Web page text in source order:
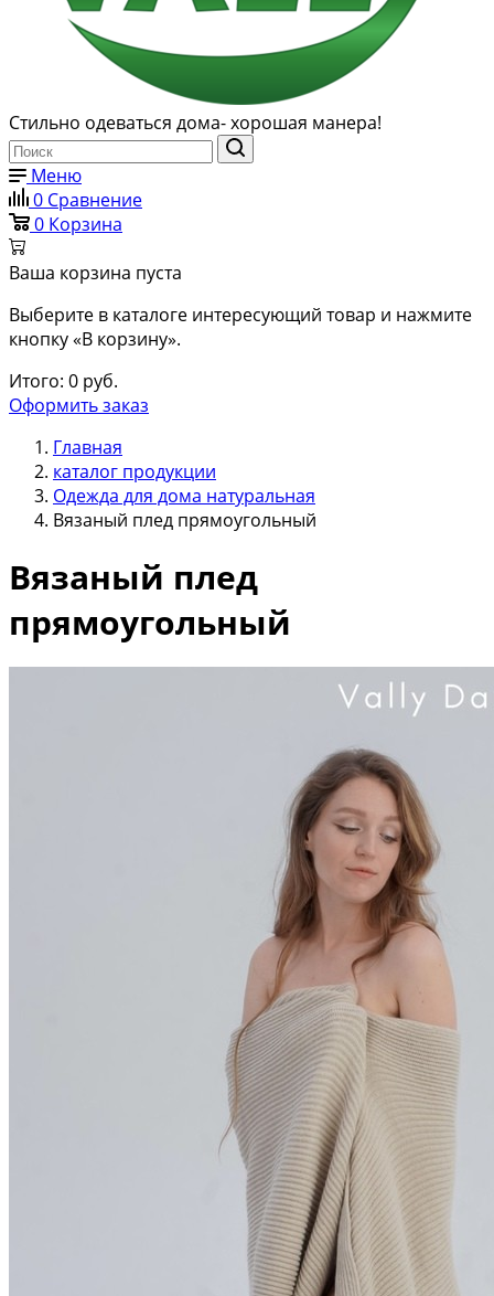
Стильно одеваться дома- хорошая манера!
Меню
0 Сравнение
0 Корзина
Ваша корзина пуста
Выберите в каталоге интересующий товар и нажмите
кнопку «В корзину».
Итого: 0 руб.
Оформить заказ
Главная
каталог продукции
Одежда для дома натуральная
Вязаный плед прямоугольный
Вязаный плед
прямоугольный